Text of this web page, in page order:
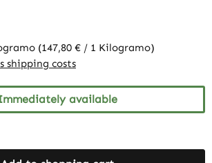
(147,80 € / 1 Kilogramo)
shipping costs
available